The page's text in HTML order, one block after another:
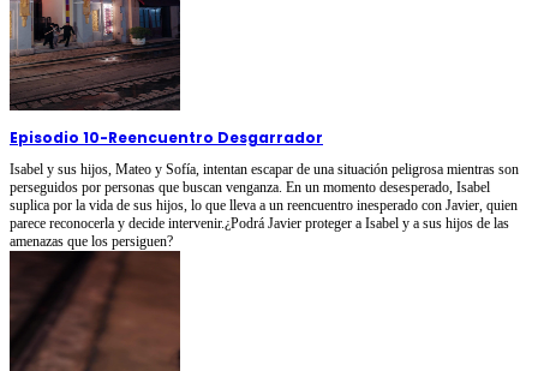
Episodio 10-Reencuentro Desgarrador
Isabel y sus hijos, Mateo y Sofía, intentan escapar de una situación peligrosa mientras son
perseguidos por personas que buscan venganza. En un momento desesperado, Isabel
suplica por la vida de sus hijos, lo que lleva a un reencuentro inesperado con Javier, quien
parece reconocerla y decide intervenir.¿Podrá Javier proteger a Isabel y a sus hijos de las
amenazas que los persiguen?